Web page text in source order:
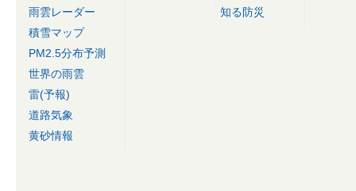
雨雲レーダー
積雪マップ
PM2.5分布予測
世界の雨雲
雷(予報)
道路気象
黄砂情報
知る防災